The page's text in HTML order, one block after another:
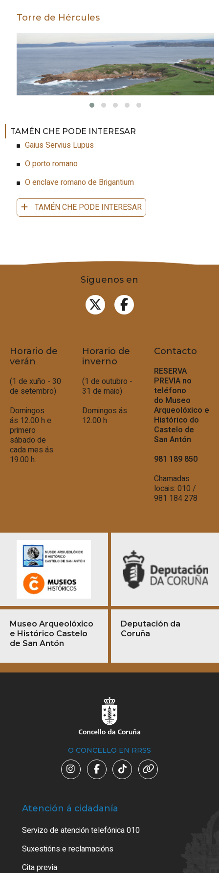
Torre de Hércules
TAMÉN CHE PODE INTERESAR
Gaius Servius Lupus
O porto romano
O enclave romano de Brigantium
TAMÉN CHE PODE INTERESAR
Síguenos en
Horario de
verán
(1 de xuño - 30
de setembro)
Domingos
ás 12.00 h e
primero
sábado de
cada mes ás
19.00 h.
Horario de
inverno
(1 de outubro -
31 de maio)
Domingos ás
12.00 h
Contacto
RESERVA
PREVIA no
teléfono
do Museo
Arqueolóxico e
Histórico do
Castelo de
San Antón
981 189 850
Chamadas
locais: 010 /
981 184 278
Museo Arqueolóxico
e Histórico Castelo
de San Antón
Deputación da
Coruña
O CONCELLO EN RRSS
Atención á cidadanía
Servizo de atención telefónica 010
Suxestións e reclamacións
Cita previa